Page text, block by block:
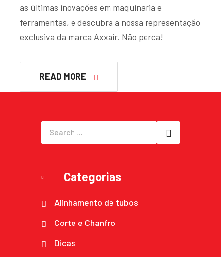
as últimas inovações em maquinaria e
ferramentas, e descubra a nossa representação
exclusiva da marca Axxair. Não perca!
READ MORE
Categorias
Alinhamento de tubos
Corte e Chanfro
Dicas